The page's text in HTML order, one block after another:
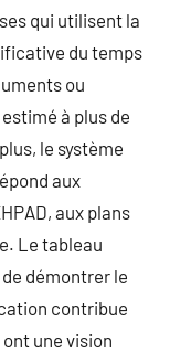
qui utilisent la
du temps
ou
à plus de
le système
aux
aux plans
Le tableau
démontrer le
contribue
une vision